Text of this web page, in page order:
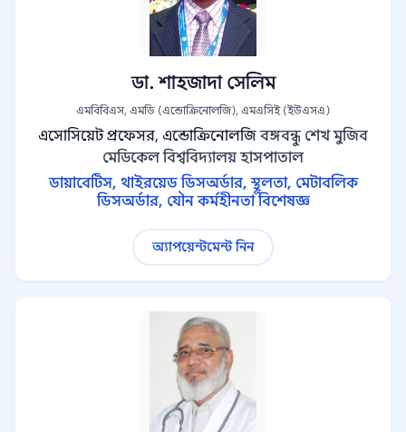
ডা. শাহজাদা সেলিম
এমবিবিএস, এমডি (এন্ডোক্রিনোলজি), এমএসিই (ইউএসএ)
এসোসিয়েট প্রফেসর, এন্ডোক্রিনোলজি বঙ্গবন্ধু শেখ মুজিব
মেডিকেল বিশ্ববিদ্যালয় হাসপাতাল
ডায়াবেটিস, থাইরয়েড ডিসঅর্ডার, স্থূলতা, মেটাবলিক
ডিসঅর্ডার, যৌন কর্মহীনতা বিশেষজ্ঞ
অ্যাপয়েন্টমেন্ট নিন